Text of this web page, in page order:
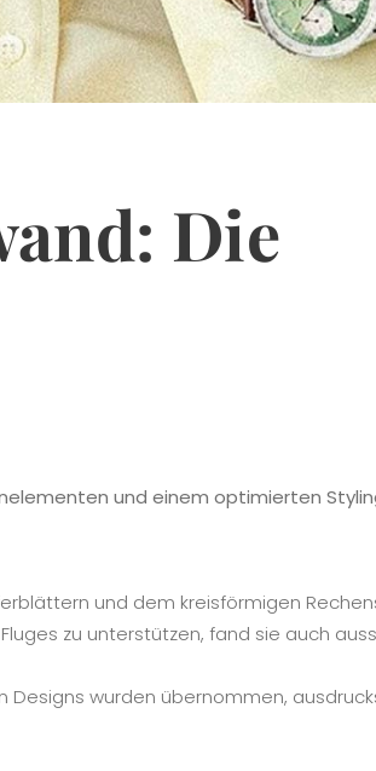
Die
und einem optimierten
und dem kreisförmigen
zu unterstützen, fand sie auch
wurden übernommen,